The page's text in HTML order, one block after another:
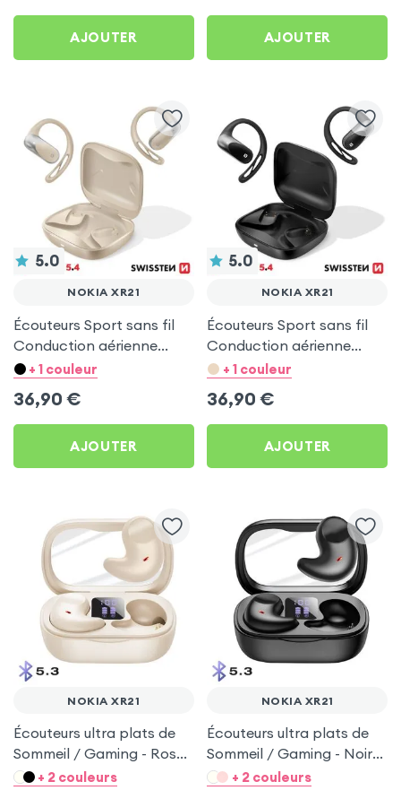
AJOUTER AJOUTER
5.0
NOKIA XR21
Écouteurs Sport sans fil
Conduction aérienne
Swissten Run Beige pour
+ 1 couleur
36,90 €
AJOUTER
5.0
NOKIA XR21
Écouteurs Sport sans fil
Conduction aérienne
Swissten Run Noir pour
+ 1 couleur
36,90 €
AJOUTER
NOKIA XR21
Écouteurs ultra plats de
Sommeil / Gaming - Rose
pour Nokia XR21
+ 2 couleurs
NOKIA XR21
Écouteurs ultra plats de
Sommeil / Gaming - Noir
pour Nokia XR21
+ 2 couleurs